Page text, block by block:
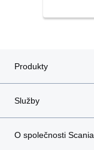
Produkty
Služby
O společnosti Scania